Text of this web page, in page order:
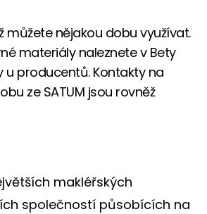
můžete nějakou dobu využívat.
materiály naleznete v Bety
u producentů. Kontakty na
ze SATUM jsou rovněž
makléřských
společností působících na